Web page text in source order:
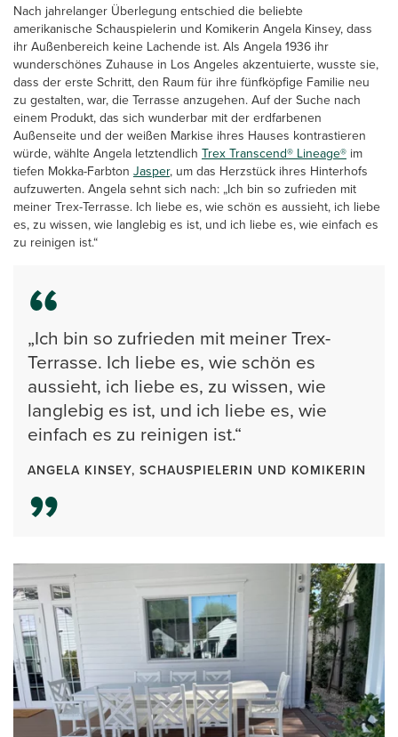
Nach jahrelanger Überlegung entschied die beliebte
amerikanische Schauspielerin und Komikerin Angela Kinsey, dass
ihr Außenbereich keine Lachende ist. Als Angela 1936 ihr
wunderschönes Zuhause in Los Angeles akzentuierte, wusste sie,
dass der erste Schritt, den Raum für ihre fünfköpfige Familie neu
zu gestalten, war, die Terrasse anzugehen. Auf der Suche nach
einem Produkt, das sich wunderbar mit der erdfarbenen
Außenseite und der weißen Markise ihres Hauses kontrastieren
würde, wählte Angela letztendlich Trex Transcend® Lineage® im
tiefen Mokka-Farbton Jasper, um das Herzstück ihres Hinterhofs
aufzuwerten. Angela sehnt sich nach: „Ich bin so zufrieden mit
meiner Trex-Terrasse. Ich liebe es, wie schön es aussieht, ich liebe
es, zu wissen, wie langlebig es ist, und ich liebe es, wie einfach es
zu reinigen ist.“
„Ich bin so zufrieden mit meiner Trex-
Terrasse. Ich liebe es, wie schön es
aussieht, ich liebe es, zu wissen, wie
langlebig es ist, und ich liebe es, wie
einfach es zu reinigen ist.“
ANGELA KINSEY, SCHAUSPIELERIN UND KOMIKERIN